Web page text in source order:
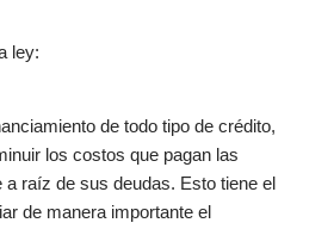
ley:
de todo tipo de crédito,
los costos que pagan las
a raíz de sus deudas. Esto tiene el
de manera importante el